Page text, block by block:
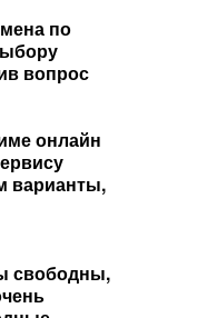
по
вопрос
онлайн
варианты,
свободны,